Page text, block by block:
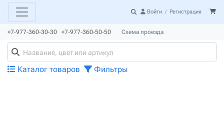
Войти / Регистрация
+7-977-360-30-30 +7-977-360-50-50 Схема проезда
Каталог товаров Фильтры